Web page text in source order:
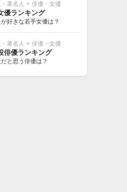
著名人 > 俳優・女優
優ランキング
好きな若手女優は？
著名人 > 俳優・女優
俳優ランキング
と思う俳優は？